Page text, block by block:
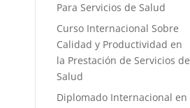
Para Servicios de Salud
Curso Internacional Sobre
Calidad y Productividad en
la Prestación de Servicios de
Salud
Diplomado Internacional en